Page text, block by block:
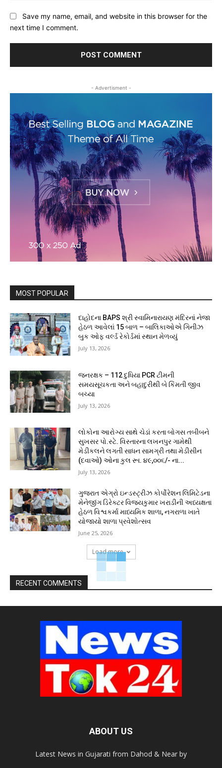
Save my name, email, and website in this browser for the
next time I comment.
- Advertisment -
MOST POPULAR
દાહોદના BAPS શ્રી સ્વામિનારાયણ મંદિરનાં નેજા
હેઠળ આવેલાં 15 બાળ – બાલિકાઓએ ગિનીઝ
બુક ઓફ વર્લ્ડ રેકોર્ડમાં સ્થાન મેળવ્યું
July 13, 2026
જનરક્ષક – 112 દુધિયા PCR ટીમની
સમયસૂચકતા અને બહાદુરીથી બે કિંમતી જીવ
બચ્યા
July 13, 2026
લોકોના આરોગ્ય સાથે ચેડાં કરતા બોગસ તબીબને
સુખસર પો.સ્ટે. વિસ્તારના લખનપુર ગામેથી
મેડીકલને લગતી સાધન સામગ્રી તથા મેડીસીન
(દવાઓ) ઓના કુલ રૂા. ૪૯,૦૦૬/- ના...
July 13, 2026
ગુજરાત એગ્રો ઇન્ડસ્ટ્રીઝ કોર્પોરેશન લિમિટેડના
મેનેજીંગ ડિરેક્ટર વિજયકુમાર ખરાડીની અધ્યક્ષતા
હેઠળ વિશ્વકર્મા માધ્યમિક શાળા, નગરાળા ખાતે
યોજાયો શાળા પ્રવેશોત્સવ
June 25, 2026
Load more
RECENT COMMENTS
ABOUT US
Latest News in Gujarati from Dahod & Near by